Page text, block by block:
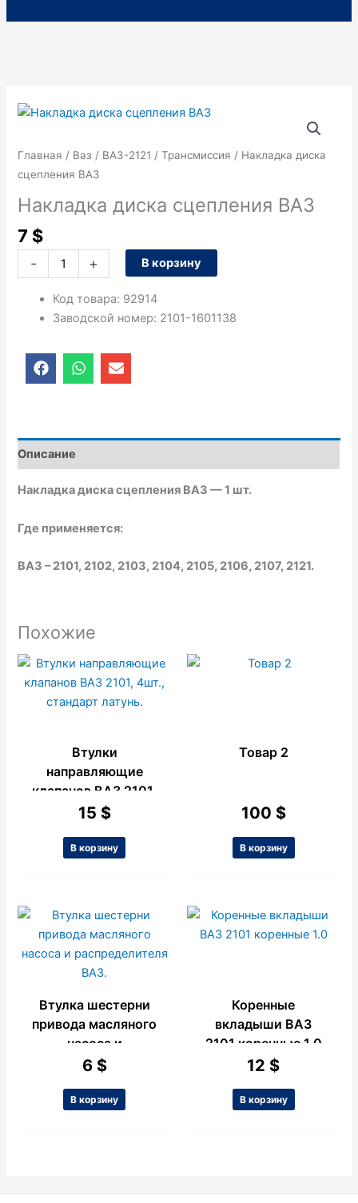
Главная / Ваз / ВАЗ-2121 /Трансмиссия / Накладка диска
сцепления ВАЗ
Накладка диска сцепления ВАЗ
7 $
-
Количество
Накладка
диска
ВАЗ
+ В корзину
Код товара: 92914
Заводской номер: 2101-1601138
F
a
o
o
k
W
h
a
p
E
n
o
e
Описание
Накладка диска сцепления ВАЗ — 1 шт.
Где применяется:
ВАЗ – 2101, 2102, 2103, 2104, 2105, 2106, 2107, 2121.
Похожие
Втулки
направляющие
клапанов ВАЗ 2101,
4шт., стандарт
15 $
В корзину
Товар 2
100 $
В корзину
Втулка шестерни
привода масляного
насоса и
распределителя
6 $
В корзину
Коренные
вкладыши ВАЗ
2101 коренные 1.0
12 $
В корзину